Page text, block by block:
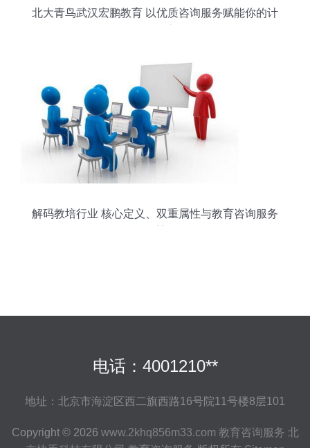
北大青鸟武汉宏鹏教育 以优质咨询服务赋能你的计
解码教培行业 核心定义、双重属性与教育咨询服务
电话：4001210**
地址：北京市海淀区西二旗西路16号院11号楼8层101
Copyright © 2026 www.2khq856m33.com 教育咨询服务 北